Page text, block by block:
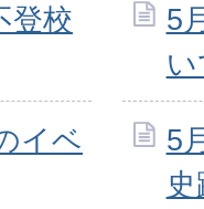
登校
5
イベ
5